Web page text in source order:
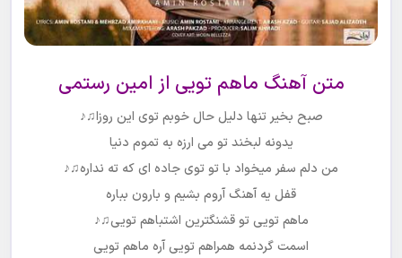
متن آهنگ ماهم تویی از امین رستمی
صبح بخیر تنها دلیل حال خوبم توی این روزا♫♪
یدونه لبخند تو می ارزه به تموم دنیا
من دلم سفر میخواد با تو توی جاده ای که ته نداره♫♪
قفل یه آهنگ آروم بشیم و بارون بباره
ماهم تویی تو قشنگترین اشتباهم تویی♫♪
اسمت گردنمه همراهم تویی آره ماهم تویی